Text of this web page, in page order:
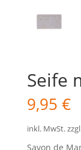
Seife
9,95 €
inkl. MwSt.
Savon de